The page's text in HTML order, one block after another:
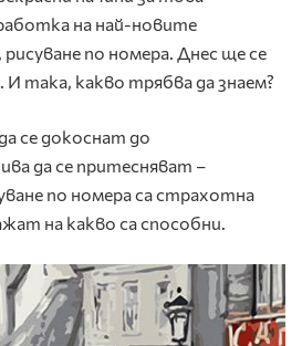
на най-новите
по номера. Днес ще се
И така, какво трябва да знаем?
се докоснат до
да се притесняват –
по номера са страхотна
на какво са способни.